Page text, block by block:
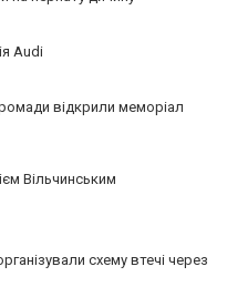
Audi
відкрили меморіал
Вільчинським
схему втечі через